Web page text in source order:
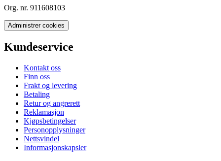
Org. nr. 911608103
Administrer cookies
Kundeservice
Kontakt oss
Finn oss
Frakt og levering
Betaling
Retur og angrerett
Reklamasjon
Kjøpsbetingelser
Personopplysninger
Nettsvindel
Informasjonskapsler